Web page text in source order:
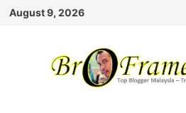
Skip
August 9, 2026